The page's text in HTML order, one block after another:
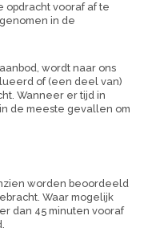
opdracht vooraf af te
in de
wordt naar ons
of (een deel van)
Wanneer er tijd in
de meeste gevallen om
worden beoordeeld
Waar mogelijk
dan 45 minuten vooraf